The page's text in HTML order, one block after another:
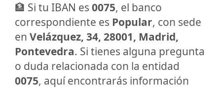
🏦 Si tu IBAN es 0075, el banco
correspondiente es Popular, con sede
en Velázquez, 34, 28001, Madrid,
Pontevedra. Si tienes alguna pregunta
o duda relacionada con la entidad
0075, aquí encontrarás información